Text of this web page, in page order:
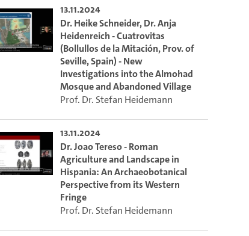
Zeit auszuwählen.
13.11.2024
Dr. Heike Schneider, Dr. Anja
Heidenreich - Cuatrovitas
(Bollullos de la Mitación, Prov. of
Seville, Spain) - New
Investigations into the Almohad
Mosque and Abandoned Village
Prof. Dr. Stefan Heidemann
13.11.2024
Dr. Joao Tereso - Roman
Agriculture and Landscape in
Hispania: An Archaeobotanical
Perspective from its Western
Fringe
Prof. Dr. Stefan Heidemann